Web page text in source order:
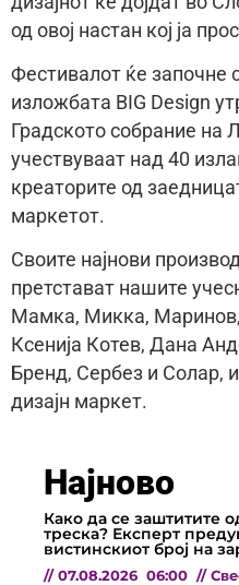
од овој настан кој ја
Фестивалот ќе започне
изложбата BIG Design
Градското собрание на
учествуваат над 40
креаторите од
маркетот.
Своите најнови
претстават нашите
Мамка, Микка, Маринов,
Ксенија Котев, Дана
Бренд, Сербез и Солар,
дизајн маркет.
Најново
Како да се заштитите
треска? Експерт
вистинскиот број на
// 07.08.2026 06:00 //